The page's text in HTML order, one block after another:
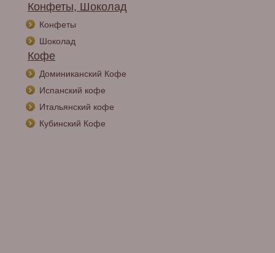
Конфеты, Шоколад
Конфеты
Шоколад
Кофе
Доминиканский Кофе
Испанский кофе
Итальянский кофе
Кубинский Кофе